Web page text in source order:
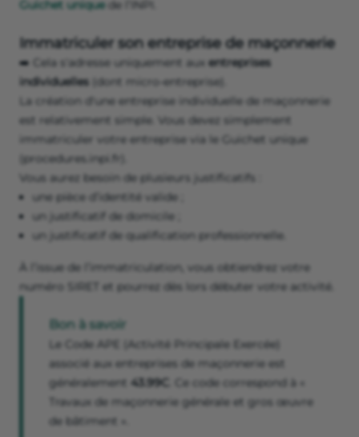
Guichet uniquede l’INPI.
Immatriculer son entreprise de maçonnerie
➡️ Cela s'adresse uniquement aux entreprises
individuelles (dont micro-entreprise).
La création d'une entreprise individuelle de maçonnerie
est relativement simple. Vous devez simplement
immatriculer votre entreprise via le Guichet unique
(procedures.inpi.fr).
Vous aurez besoin de plusieurs justificatifs :
une pièce d’identité valide ;
un justificatif de domicile ;
un justificatif de qualification professionnelle.
À l’issue de l’immatriculation, vous obtiendrez votre
numéro SIRET et pourrez dès lors débuter votre activité.
Bon à savoir
Le Code APE (Activité Principale Exercée)
associé aux entreprises de maçonnerie est
généralement 43.99C
. Ce code correspond à «
Travaux de maçonnerie générale et gros œuvre
de bâtiment ».